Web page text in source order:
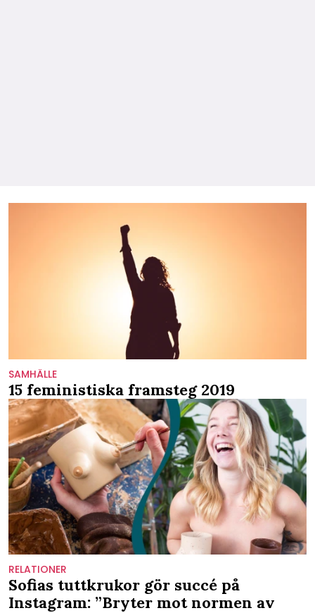
SAMHÄLLE
15 feministiska framsteg 2019
RELATIONER
Sofias tuttkrukor gör succé på
Instagram: ”Bryter mot normen av